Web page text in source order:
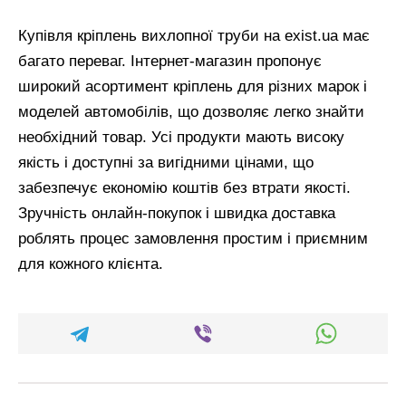
Купівля кріплень вихлопної труби на exist.ua має
багато переваг. Інтернет-магазин пропонує
широкий асортимент кріплень для різних марок і
моделей автомобілів, що дозволяє легко знайти
необхідний товар. Усі продукти мають високу
якість і доступні за вигідними цінами, що
забезпечує економію коштів без втрати якості.
Зручність онлайн-покупок і швидка доставка
роблять процес замовлення простим і приємним
для кожного клієнта.